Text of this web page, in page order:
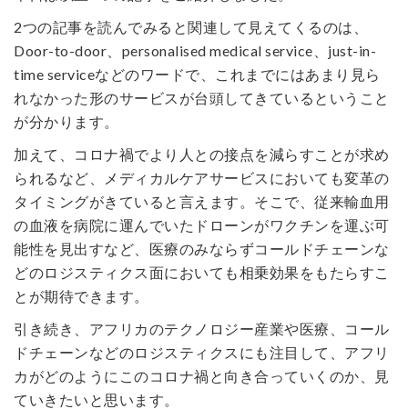
2つの記事を読んでみると関連して見えてくるのは、
Door-to-door、personalised medical service、just-in-
time serviceなどのワードで、これまでにはあまり見ら
れなかった形のサービスが台頭してきているということ
が分かります。
加えて、コロナ禍でより人との接点を減らすことが求め
られるなど、メディカルケアサービスにおいても変革の
タイミングがきていると言えます。そこで、従来輸血用
の血液を病院に運んでいたドローンがワクチンを運ぶ可
能性を見出すなど、医療のみならずコールドチェーンな
どのロジスティクス面においても相乗効果をもたらすこ
とが期待できます。
引き続き、アフリカのテクノロジー産業や医療、コール
ドチェーンなどのロジスティクスにも注目して、アフリ
カがどのようにこのコロナ禍と向き合っていくのか、見
ていきたいと思います。